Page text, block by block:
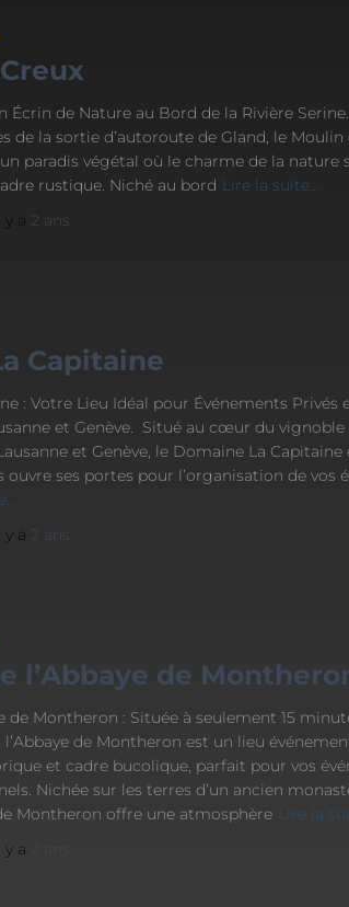
Écrin de Nature au Bord de la Rivière
de la sortie d’autoroute de Gland, le Moulin
paradis végétal où le charme de la nature
rustique. Niché au bord Lire la suite…
y a 2 ans
Capitaine
: Votre Lieu Idéal pour Événements Privés
et Genève. Situé au cœur du vignoble
et Genève, le Domaine La Capitaine
ouvre ses portes pour l’organisation de vos
y a 2 ans
l’Abbaye de
de Montheron : Située à seulement 15
l’Abbaye de Montheron est un lieu
et cadre bucolique, parfait pour vos
Nichée sur les terres d’un ancien
Montheron offre une atmosphère Lire la
y a 2 ans